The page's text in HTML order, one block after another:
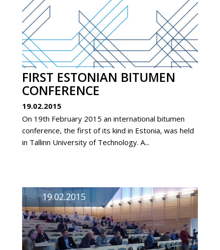
FIRST ESTONIAN BITUMEN
CONFERENCE
19.02.2015
On 19th February 2015 an international bitumen
conference, the first of its kind in Estonia, was held
in Tallinn University of Technology. A...
19.02.2015